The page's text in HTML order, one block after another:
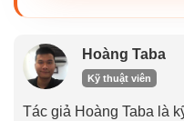
Hoàng Taba
Kỹ thuật viên
Tác giả Hoàng Taba là